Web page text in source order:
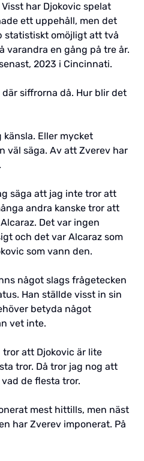
har Djokovic spelat
ett uppehåll, men det
statistiskt omöjligt att två
varandra en gång på tre år.
2023 i Cincinnati.
siffrorna då. Hur blir det
Eller mycket
väl säga. Av att Zverev har
säga att jag inte tror att
andra kanske tror att
Det var ingen
och det var Alcaraz som
som vann den.
något slags frågetecken
Han ställde visst in sin
betyda något
vet inte.
tror att Djokovic är lite
tror. Då tror jag nog att
de flesta tror.
mest hittills, men näst
har Zverev imponerat. På